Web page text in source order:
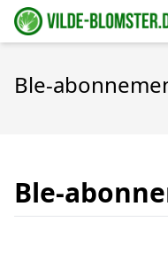
Ble-
Ble-